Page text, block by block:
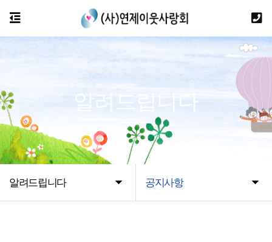
알려드립니다 공지사항
알려드립니다